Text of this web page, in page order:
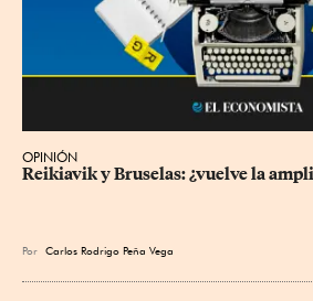
OPINIÓN
Reikiavik y Bruselas: ¿vuelve la
Por Carlos Rodrigo Peña Vega